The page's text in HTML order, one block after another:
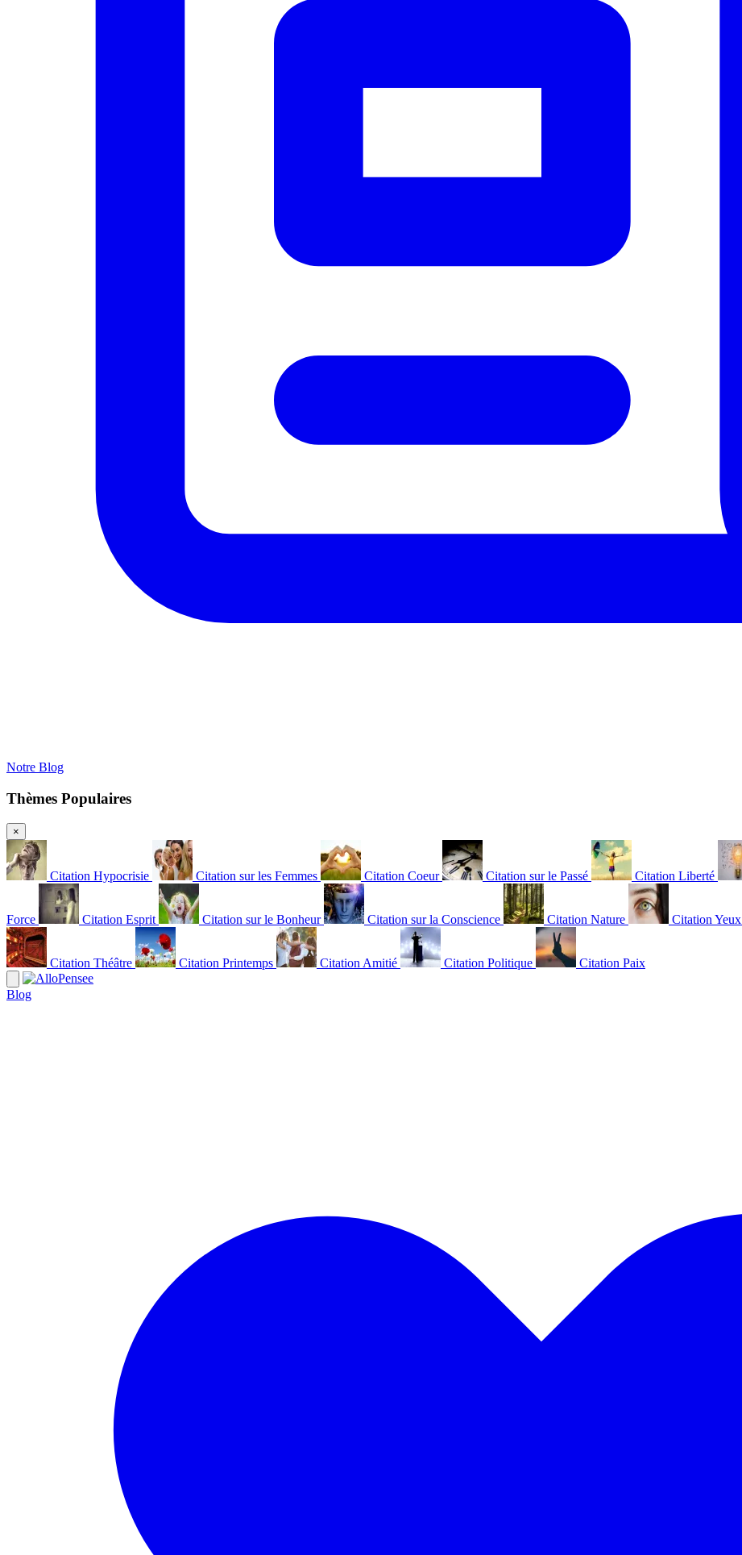
Notre Blog
Thèmes Populaires
×
Citation Hypocrisie Citation sur les Femmes Citation Coeur Citation sur le Passé Citation Liberté
Force Citation Esprit Citation sur le Bonheur Citation sur la Conscience Citation Nature Citation Yeux
Citation Théâtre Citation Printemps Citation Amitié Citation Politique Citation Paix
Blog